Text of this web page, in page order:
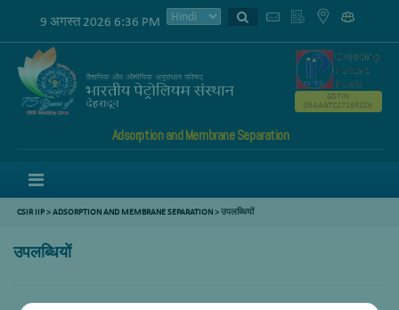
9 अगस्त 2026 6:36 PM
Adsorption and Membrane Separation
GSTIN
05AAATC2716R2ZK
CSIR IIP>ADSORPTION AND MEMBRANE SEPARATION>उपलब्धियों
उपलब्धियों